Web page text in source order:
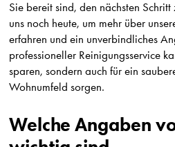
Sie bereit sind, den nächsten
uns noch heute, um mehr über
erfahren und ein unverbindliches
professioneller Reinigungsservice
sparen, sondern auch für ein
Wohnumfeld sorgen.
Welche Angaben